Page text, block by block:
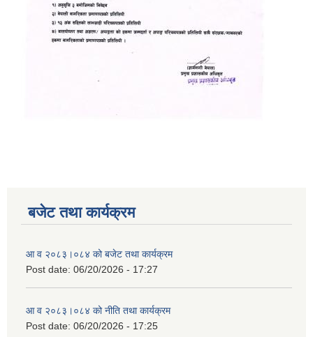
बजेट तथा कार्यक्रम
आ व २०८३।०८४ को बजेट तथा कार्यक्रम
Post date: 06/20/2026 - 17:27
आ व २०८३।०८४ को नीति तथा कार्यक्रम
Post date: 06/20/2026 - 17:25